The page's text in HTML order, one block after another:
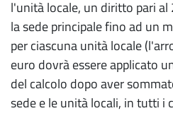
l'unità locale, un diritto pari al
la sede principale fino ad un
per ciascuna unità locale
euro dovrà essere applicato
del calcolo dopo aver
sede e le unità locali, in tutti i